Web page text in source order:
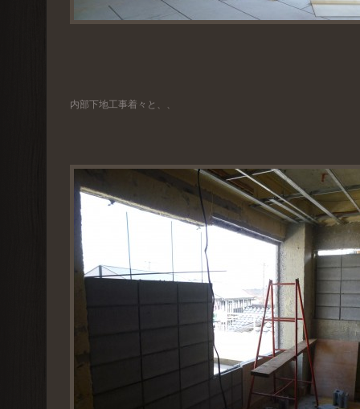
内部下地工事着々と、、